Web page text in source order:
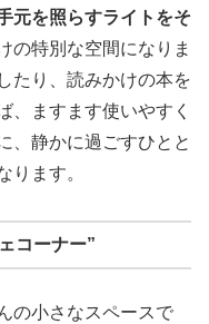
元を照らすライトをそ
の特別な空間になりま
たり、読みかけの本を
、ますます使いやすく
、静かに過ごすひとと
ります。
コーナー”
の小さなスペースで